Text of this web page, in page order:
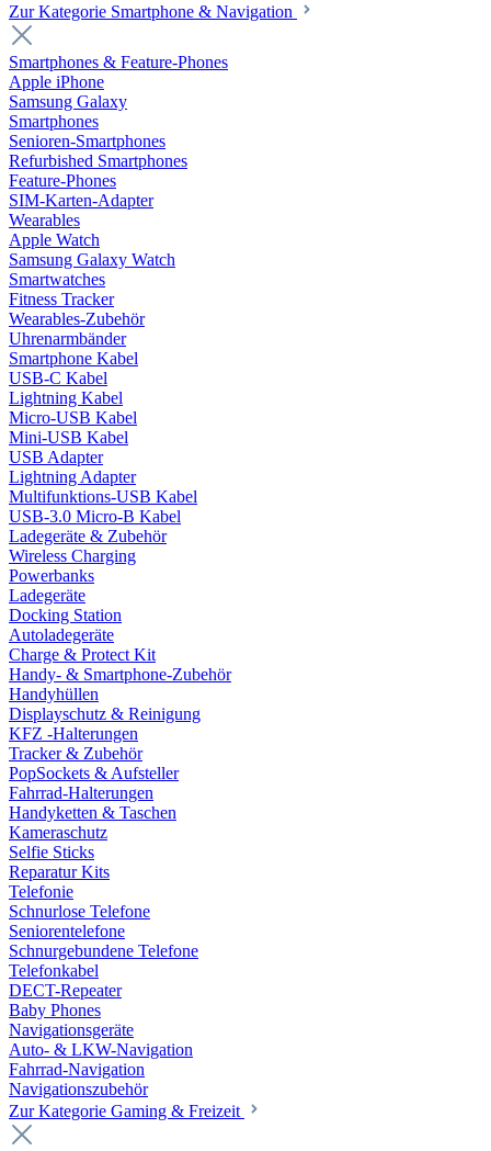
Zur Kategorie Smartphone & Navigation
Smartphones & Feature-Phones
Apple iPhone
Samsung Galaxy
Smartphones
Senioren-Smartphones
Refurbished Smartphones
Feature-Phones
SIM-Karten-Adapter
Wearables
Apple Watch
Samsung Galaxy Watch
Smartwatches
Fitness Tracker
Wearables-Zubehör
Uhrenarmbänder
Smartphone Kabel
USB-C Kabel
Lightning Kabel
Micro-USB Kabel
Mini-USB Kabel
USB Adapter
Lightning Adapter
Multifunktions-USB Kabel
USB-3.0 Micro-B Kabel
Ladegeräte & Zubehör
Wireless Charging
Powerbanks
Ladegeräte
Docking Station
Autoladegeräte
Charge & Protect Kit
Handy- & Smartphone-Zubehör
Handyhüllen
Displayschutz & Reinigung
KFZ -Halterungen
Tracker & Zubehör
PopSockets & Aufsteller
Fahrrad-Halterungen
Handyketten & Taschen
Kameraschutz
Selfie Sticks
Reparatur Kits
Telefonie
Schnurlose Telefone
Seniorentelefone
Schnurgebundene Telefone
Telefonkabel
DECT-Repeater
Baby Phones
Navigationsgeräte
Auto- & LKW-Navigation
Fahrrad-Navigation
Navigationszubehör
Zur Kategorie Gaming & Freizeit